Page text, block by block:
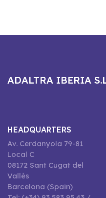
ADALTRA IBERIA
HEADQUARTERS
Av. Cerdanyola 79-81
Local C
08172 Sant Cugat del
Vallès
Barcelona (Spain)